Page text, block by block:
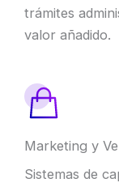
trámites
valor añadido.
Marketing y
Sistemas de